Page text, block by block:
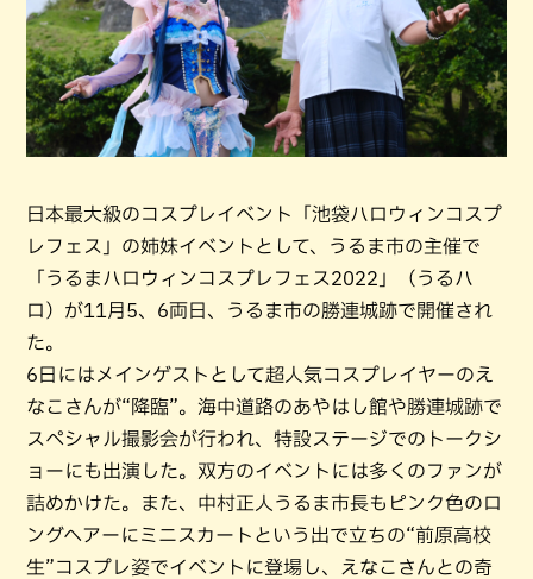
日本最大級のコスプレイベント「池袋ハロウィンコスプ
レフェス」の姉妹イベントとして、うるま市の主催で
「うるまハロウィンコスプレフェス2022」（うるハ
ロ）が11月5、6両日、うるま市の勝連城跡で開催され
た。
6日にはメインゲストとして超人気コスプレイヤーのえ
なこさんが“降臨”。海中道路のあやはし館や勝連城跡で
スペシャル撮影会が行われ、特設ステージでのトークシ
ョーにも出演した。双方のイベントには多くのファンが
詰めかけた。また、中村正人うるま市長もピンク色のロ
ングヘアーにミニスカートという出で立ちの“前原高校
生”コスプレ姿でイベントに登場し、えなこさんとの奇